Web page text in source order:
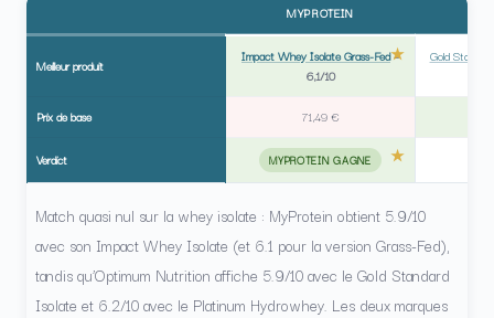
MYPROTEIN
Meilleur produit
Impact Whey Isolate Grass-Fed–
6,1/10
Gold
Prix de base 71,49 €
Verdict MYPROTEIN GAGNE
Match quasi nul sur la whey isolate : MyProtein obtient 5.9/10
avec son Impact Whey Isolate (et 6.1 pour la version Grass-Fed),
tandis qu’Optimum Nutrition affiche 5.9/10 avec le Gold Standard
Isolate et 6.2/10 avec le Platinum Hydrowhey. Les deux marques